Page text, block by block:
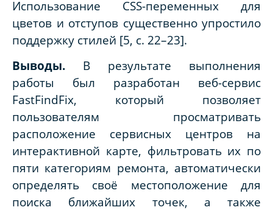
Использование CSS-переменных для
цветов и отступов существенно упростило
поддержку стилей [5, с. 22–23].
Выводы. В результате выполнения
работы был разработан веб-сервис
FastFindFix, который позволяет
пользователям просматривать
расположение сервисных центров на
интерактивной карте, фильтровать их по
пяти категориям ремонта, автоматически
определять своё местоположение для
поиска ближайших точек, а также